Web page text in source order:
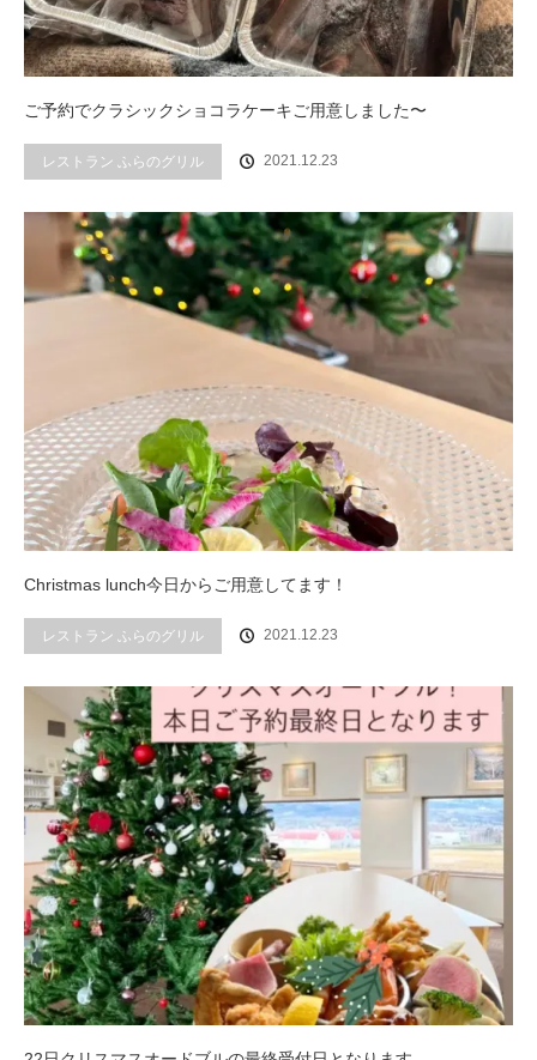
ご予約でクラシックショコラケーキご用意しました〜
レストラン ふらのグリル 2021.12.23
Christmas lunch今日からご用意してます！
レストラン ふらのグリル 2021.12.23